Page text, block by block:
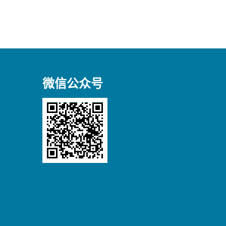
微信公众号